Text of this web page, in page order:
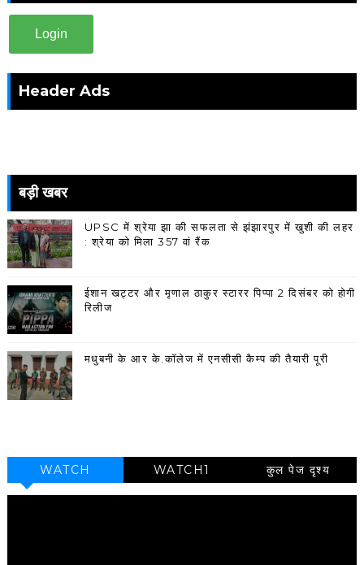
Login
Header Ads
बड़ी खबर
UPSC में श्रेया झा की सफलता से झंझारपुर में खुशी की लहर
: श्रेया को मिला 357 वां रैंक
ईशान खट्टर और मृणाल ठाकुर स्टारर पिप्पा 2 दिसंबर को होगी
रिलीज
मधुबनी के आर के.कॉलेज में एनसीसी कैम्प की तैयारी पूरी
WATCH WATCH1 कुल पेज दृश्य